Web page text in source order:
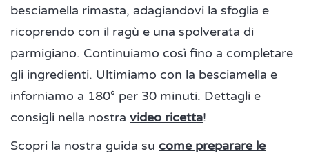
besciamella rimasta, adagiandovi la sfoglia e
ricoprendo con il ragù e una spolverata di
parmigiano. Continuiamo così fino a completare
gli ingredienti. Ultimiamo con la besciamella e
inforniamo a 180° per 30 minuti. Dettagli e
consigli nella nostra video ricetta!
Scopri la nostra guida su come preparare le